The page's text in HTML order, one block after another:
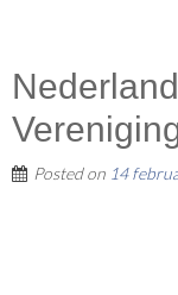
Posted on 14